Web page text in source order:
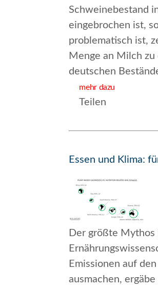
Schweinebestand
eingebrochen ist,
problematisch ist,
Menge an Milch
deutschen
mehr dazu
Teilen
Essen und Klima:
Der größte
Emissionen auf
ausmachen,